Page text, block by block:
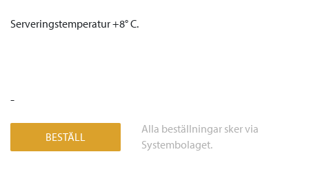
Serveringstemperatur +8°C.
-
BESTÄLL
Alla beställningar sker via
Systembolaget.